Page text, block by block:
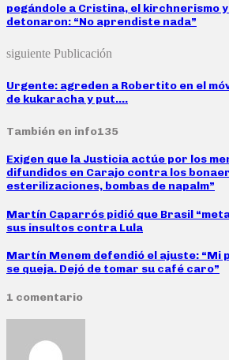
pegándole a Cristina, el kirchnerismo y
detonaron: “No aprendiste nada”
siguiente Publicación
Urgente: agreden a Robertito en el
de kukaracha y put….
También en info135
Exigen que la Justicia actúe por los
difundidos en Carajo contra los
esterilizaciones, bombas de napalm”
Martín Caparrós pidió que Brasil
sus insultos contra Lula
Martín Menem defendió el ajuste: “Mi
se queja. Dejó de tomar su café caro”
1 comentario